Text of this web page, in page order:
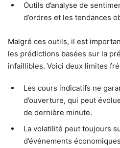
Outils d’analyse de
d’ordres et les tendances
Malgré ces outils, il est
les prédictions basées sur la
infaillibles. Voici deux limites
Les cours indicatifs ne
d’ouverture, qui peut
de dernière minute.
La volatilité peut toujours
d’événements